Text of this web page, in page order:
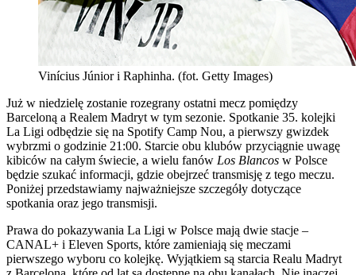
Vinícius Júnior i Raphinha. (fot. Getty Images)
Już w niedzielę zostanie rozegrany ostatni mecz pomiędzy
Barceloną a Realem Madryt w tym sezonie. Spotkanie 35. kolejki
La Ligi odbędzie się na Spotify Camp Nou, a pierwszy gwizdek
wybrzmi o godzinie 21:00. Starcie obu klubów przyciągnie uwagę
kibiców na całym świecie, a wielu fanów Los Blancos w Polsce
będzie szukać informacji, gdzie obejrzeć transmisję z tego meczu.
Poniżej przedstawiamy najważniejsze szczegóły dotyczące
spotkania oraz jego transmisji.
Prawa do pokazywania La Ligi w Polsce mają dwie stacje –
CANAL+ i Eleven Sports, które zamieniają się meczami
pierwszego wyboru co kolejkę. Wyjątkiem są starcia Realu Madryt